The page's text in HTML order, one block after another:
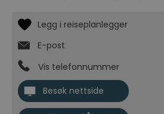
E-post
Vis telefonnummer
Besøk nettside